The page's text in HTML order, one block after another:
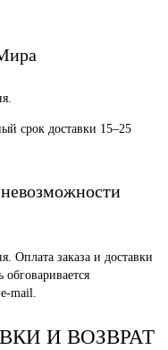
срок доставки 15–25
Оплата заказа и доставки
mail.
И ВОЗВРАТ